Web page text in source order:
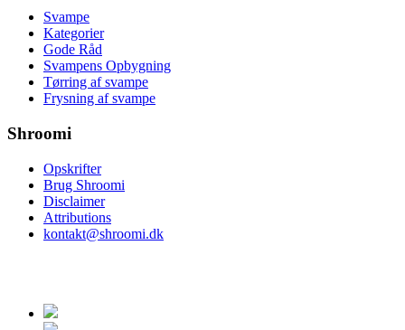
Svampe
Kategorier
Gode Råd
Svampens Opbygning
Tørring af svampe
Frysning af svampe
Shroomi
Opskrifter
Brug Shroomi
Disclaimer
Attributions
kontakt@shroomi.dk